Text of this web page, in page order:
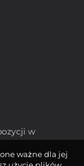
w
ważne dla jej